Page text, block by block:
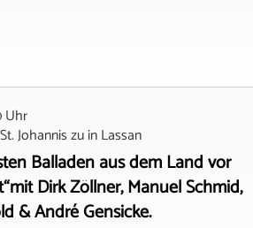
Uhr
Johannis zuinLassan
Balladen aus dem Land vor
Dirk Zöllner, Manuel Schmid,
& André Gensicke.